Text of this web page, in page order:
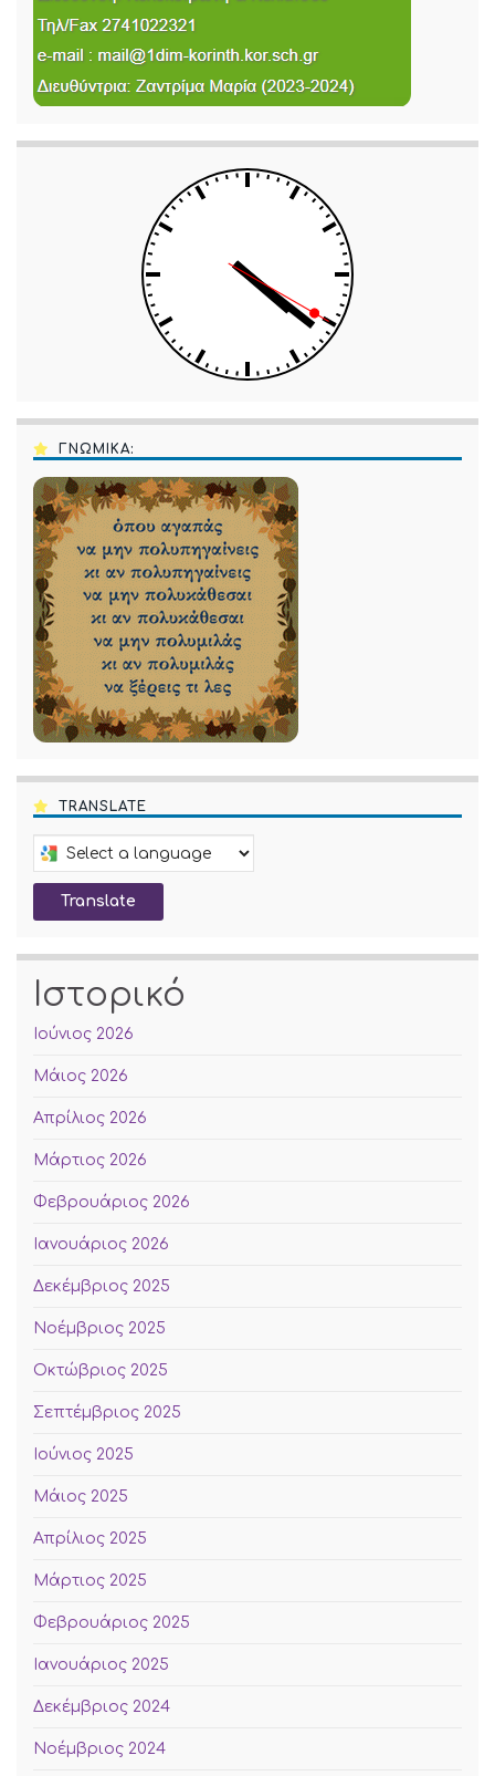
ΓΝΩΜΙΚΑ:
TRANSLATE
Select a language to translate this page
Translate
Ιστορικό
Ιούνιος 2026
Μάιος 2026
Απρίλιος 2026
Μάρτιος 2026
Φεβρουάριος 2026
Ιανουάριος 2026
Δεκέμβριος 2025
Νοέμβριος 2025
Οκτώβριος 2025
Σεπτέμβριος 2025
Ιούνιος 2025
Μάιος 2025
Απρίλιος 2025
Μάρτιος 2025
Φεβρουάριος 2025
Ιανουάριος 2025
Δεκέμβριος 2024
Νοέμβριος 2024